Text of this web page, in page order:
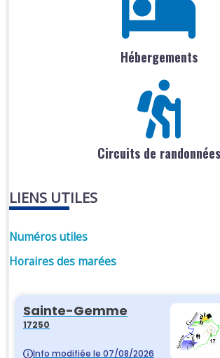
Hébergements
Circuits de randonnées
LIENS UTILES
Numéros utiles
Horaires des marées